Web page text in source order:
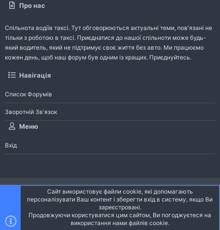
Про нас
Спільнота водіїв таксі. Тут обговорюються актуальні теми, пов'язані не
тільки з роботою в таксі. Приєднатися до нашої спільноти може будь-
який водитель, який не підтримує своє життя без авто. Ми працюємо
кожен день, щоб наш форум був одним із кращих. Приєднуйтесь.
Навігація
Список Форумів
Зворотній Зв'язок
Меню
Вхід
Ніч
Українська (UA)
Community platform by XenForo® © 2010-2026 XenForo Ltd.
Community platform by XenForo © 2010-2022 XenForo Ltd. | dev: Pages
Сайт використовує файли cookie, які допомагають
персоналізувати Ваш контент і зберегти вхід в систему, якщо Ви
зареєстровані.
Продовжуючи користуватися цим сайтом, Ви погоджуєтеся на
використання нами файлів cookie.